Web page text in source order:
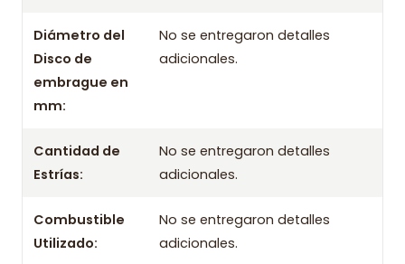
2007
Kit Embrague Valeo Suzuki Grand Vitara 1.6 M16a
2008
Kit Embrague Valeo Suzuki Grand Vitara 1.6 M16a
Kit Embrague Valeo Suzuki Grand Vitara 1.6 M16a
2010
2011
Kit Embrague Valeo Suzuki Grand Vitara 1.6 M16a
Diámetro del
Disco de
embrague en
mm:
No se entregaron detalles
adicionales.
Cantidad de
Estrías:
No se entregaron detalles
adicionales.
Combustible
Utilizado:
No se entregaron detalles
adicionales.